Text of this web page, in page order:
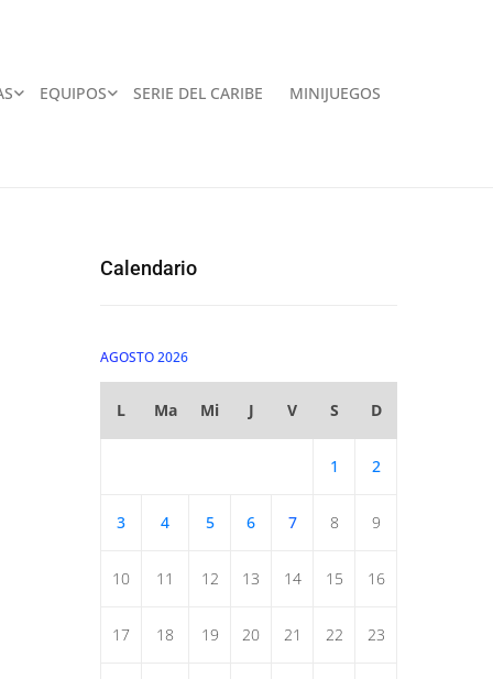
EQUIPOS SERIE DEL CARIBE MINIJUEGOS
Calendario
AGOSTO 2026
L Ma Mi J V S D
1 2
3 4 5 6 7 8 9
10 11 12 13 14 15 16
17 18 19 20 21 22 23